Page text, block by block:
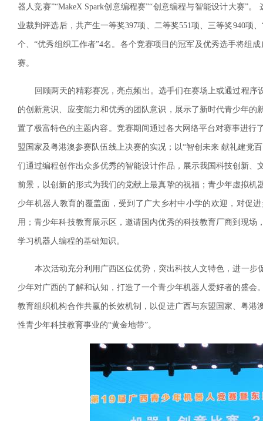
器人竞赛”“MakeX Spark创意编程赛”“创意编程与智能设计大赛”
业裁判评选后，共产生一等奖397项、二等奖551项、三等奖940项
个、“优秀组织工作者”4名。各个竞赛项目的冠军及优秀选手将组
赛。
回顾两天的精彩赛况，亮点频出。选手们在赛场上或通过程序
的创新意识、应变能力和优秀的团队意识，展示了新时代青少年
置了极富特色的主题内容。竞赛期间通过各大网络平台对赛事进行
盟国家及粤港澳参赛队伍线上决赛的实况；以“智创未来 献礼建党
们通过编程创作出众多优秀的智能设计作品，展示我国科技创新
前景，以创新的形式为我们的党献上最真挚的祝福；青少年虚拟
少年机器人教育的覆盖面，受到了广大乡村中小学的欢迎，对促
用；青少年科技教育展示区，邀请国内优秀的科技教育厂商到现
学习机器人编程的基础知识。
本次活动充分利用广西区位优势，突出科技人文特色，进一步
少年对广西的了解和认知，打造了一个青少年机器人爱好者的盛
教育组织机构合作共赢的长效机制，以促进广西与东盟国家、粤
性青少年科技教育事业的“黄金地带”。